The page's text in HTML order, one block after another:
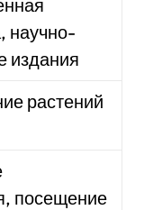
научно-
издания
растений
посещение